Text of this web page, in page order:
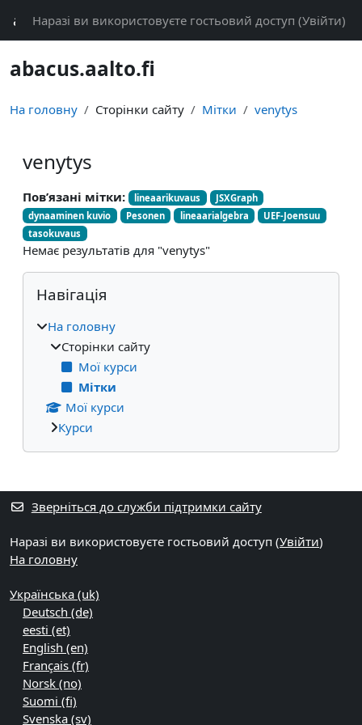
abacusНаразі ви використовуєте гостьовий доступ (Увійти)
abacus.aalto.fi
На головну Сторінки сайту Мітки venytys
venytys
Пов’язані мітки: lineaarikuvaus
JSXGraph
dynaaminen kuvio
Pesonen lineaarialgebra
UEF-Joensuu
tasokuvaus
Немає результатів для "venytys"
Блоки
Пропустити Навігація
Навігація
На головну
Сторінки сайту
Мої курси
Мітки
Мої курси
Курси
Додаткові блоки
Зверніться до служби підтримки сайту
Наразі ви використовуєте гостьовий доступ (Увійти)
На головну
Українська ‎(uk)‎
Deutsch ‎(de)‎
eesti ‎(et)‎
English ‎(en)‎
Français ‎(fr)‎
Norsk ‎(no)‎
Suomi ‎(fi)‎
Svenska ‎(sv)‎